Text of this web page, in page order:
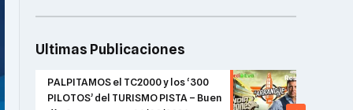
Ultimas Publicaciones
PALPITAMOS el TC2000 y los ‘300
PILOTOS’ del TURISMO PISTA – Buen